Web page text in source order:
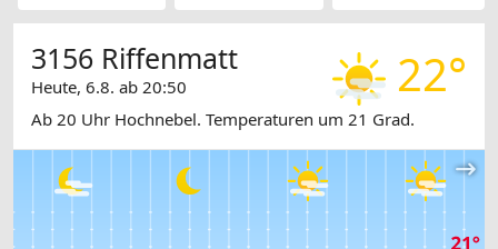
22°
3156 Riffenmatt
Heute, 6.8. ab 20:50
Ab 20 Uhr Hochnebel. Temperaturen um 21 Grad.